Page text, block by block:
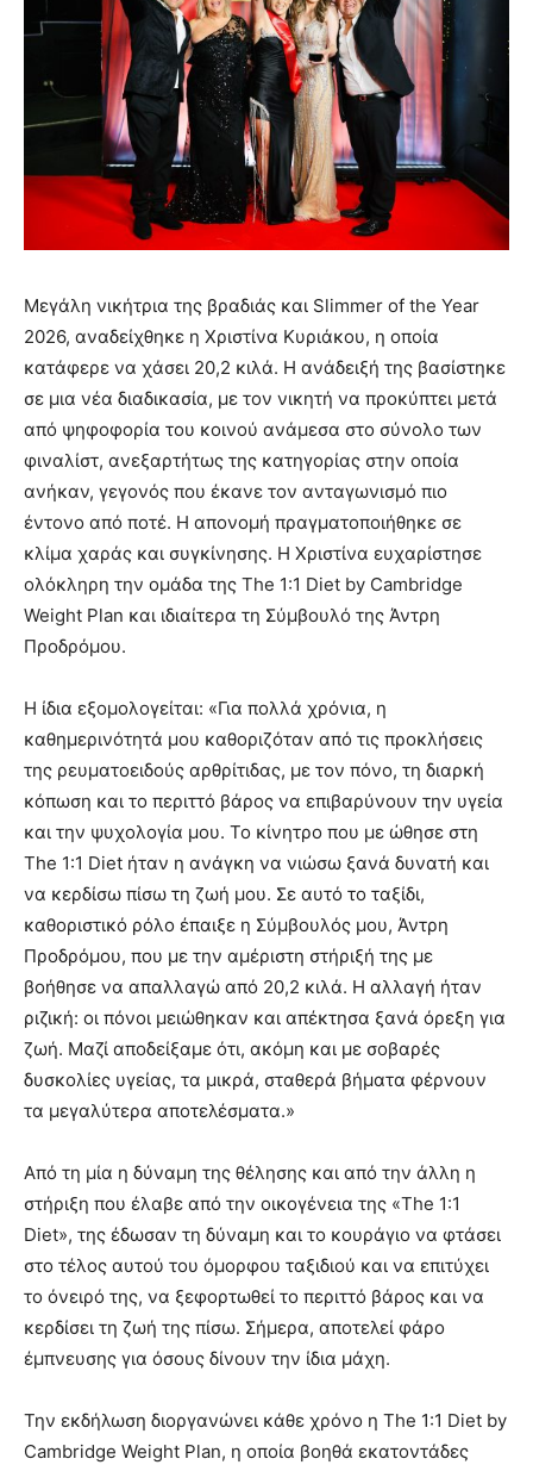
Μεγάλη νικήτρια της βραδιάς και Slimmer of the Year
2026, αναδείχθηκε η Χριστίνα Κυριάκου, η οποία
κατάφερε να χάσει 20,2 κιλά. Η ανάδειξή της βασίστηκε
σε μια νέα διαδικασία, με τον νικητή να προκύπτει μετά
από ψηφοφορία του κοινού ανάμεσα στο σύνολο των
φιναλίστ, ανεξαρτήτως της κατηγορίας στην οποία
ανήκαν, γεγονός που έκανε τον ανταγωνισμό πιο
έντονο από ποτέ. Η απονομή πραγματοποιήθηκε σε
κλίμα χαράς και συγκίνησης. Η Χριστίνα ευχαρίστησε
ολόκληρη την ομάδα της The 1:1 Diet by Cambridge
Weight Plan και ιδιαίτερα τη Σύμβουλό της Άντρη
Προδρόμου.
Η ίδια εξομολογείται: «Για πολλά χρόνια, η
καθημερινότητά μου καθοριζόταν από τις προκλήσεις
της ρευματοειδούς αρθρίτιδας, με τον πόνο, τη διαρκή
κόπωση και το περιττό βάρος να επιβαρύνουν την υγεία
και την ψυχολογία μου. Το κίνητρο που με ώθησε στη
The 1:1 Diet ήταν η ανάγκη να νιώσω ξανά δυνατή και
να κερδίσω πίσω τη ζωή μου. Σε αυτό το ταξίδι,
καθοριστικό ρόλο έπαιξε η Σύμβουλός μου, Άντρη
Προδρόμου, που με την αμέριστη στήριξή της με
βοήθησε να απαλλαγώ από 20,2 κιλά. Η αλλαγή ήταν
ριζική: οι πόνοι μειώθηκαν και απέκτησα ξανά όρεξη για
ζωή. Μαζί αποδείξαμε ότι, ακόμη και με σοβαρές
δυσκολίες υγείας, τα μικρά, σταθερά βήματα φέρνουν
τα μεγαλύτερα αποτελέσματα.»
Από τη μία η δύναμη της θέλησης και από την άλλη η
στήριξη που έλαβε από την οικογένεια της «The 1:1
Diet», της έδωσαν τη δύναμη και το κουράγιο να φτάσει
στο τέλος αυτού του όμορφου ταξιδιού και να επιτύχει
το όνειρό της, να ξεφορτωθεί το περιττό βάρος και να
κερδίσει τη ζωή της πίσω. Σήμερα, αποτελεί φάρο
έμπνευσης για όσους δίνουν την ίδια μάχη.
Την εκδήλωση διοργανώνει κάθε χρόνο η The 1:1 Diet by
Cambridge Weight Plan, η οποία βοηθά εκατοντάδες